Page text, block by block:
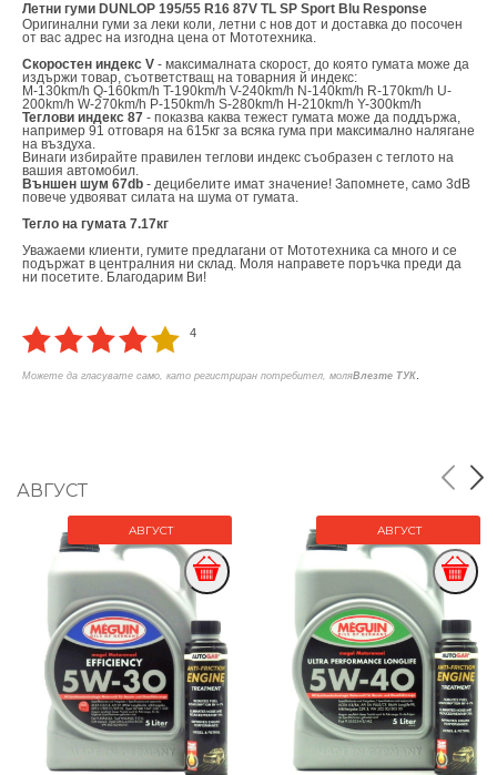
Летни гуми DUNLOP 195/55 R16 87V TL SP Sport Blu Response
Оригинални гуми за леки коли, летни с нов дот и доставка до посочен
от вас адрес на изгодна цена от Мототехника.
Скоростен индекс V - максималната скорост, до която гумата може да
издържи товар, съответстващ на товарния й индекс:
M-130km/h Q-160km/h T-190km/h V-240km/h N-140km/h R-170km/h U-
200km/h W-270km/h P-150km/h S-280km/h H-210km/h Y-300km/h
Теглови индекс 87 - показва каква тежест гумата може да поддържа,
например 91 отговаря на 615кг за всяка гума при максимално налягане
на въздуха.
Винаги избирайте правилен теглови индекс съобразен с теглото на
вашия автомобил.
Външен шум 67db - децибелите имат значение! Запомнете, само 3dB
повече удвояват силата на шума от гумата.
Тегло на гумата 7.17кг
Уважаеми клиенти, гумите предлагани от Мототехника са много и се
подържат в централния ни склад. Моля направете поръчка преди да
ни посетите. Благодарим Ви!
4
Можете да гласувате само, като регистриран потребител, моляВлезте ТУК
АВГУСТ
АВГУСТ АВГУСТ